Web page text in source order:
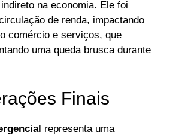
na economia. Ele foi
de renda, impactando
comércio e serviços, que
uma queda brusca durante
Finais
representa uma